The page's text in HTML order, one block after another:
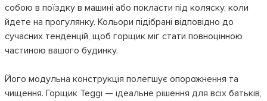
собою в поїздку в машині або покласти під коляску, коли
йдете на прогулянку. Кольори підібрані відповідно до
сучасних тенденцій, щоб горщик міг стати повноцінною
частиною вашого будинку.
Його модульна конструкція полегшує опорожнення та
чищення. Горщик Teggi — ідеальне рішення для всіх батьків,